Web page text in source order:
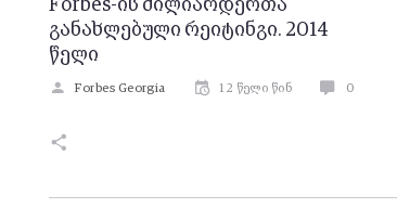
Forbes-ის მილიარდერთა
განახლებული რეიტინგი. 2014
წელი
Forbes Georgia 12 წელი წინ 0